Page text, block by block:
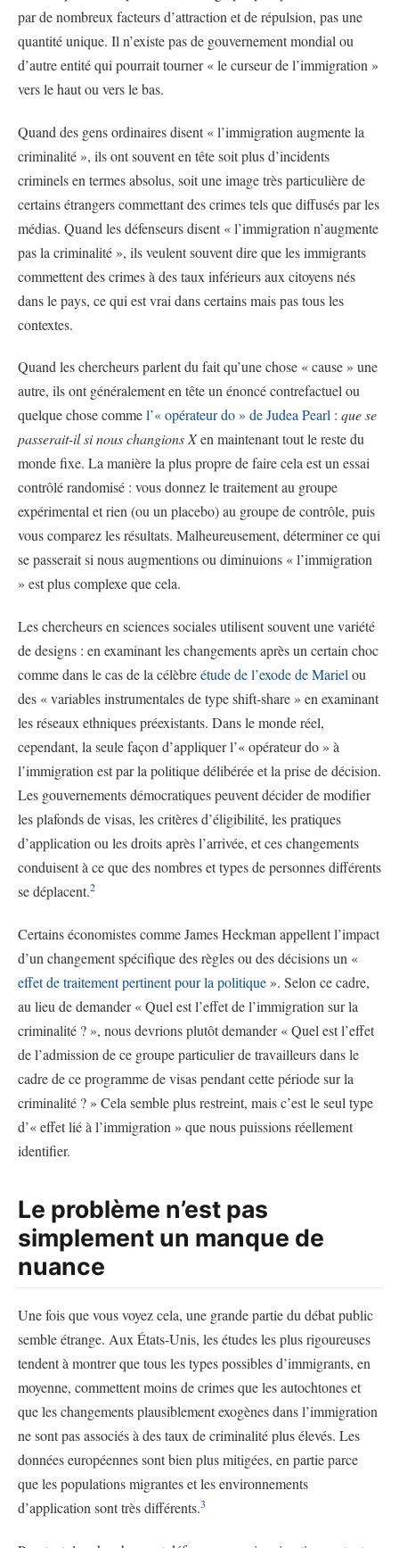
par de nombreux facteurs d’attraction et de répulsion, pas une
quantité unique. Il n’existe pas de gouvernement mondial ou
d’autre entité qui pourrait tourner « le curseur de l’immigration »
vers le haut ou vers le bas.
Quand des gens ordinaires disent « l’immigration augmente la
criminalité », ils ont souvent en tête soit plus d’incidents
criminels en termes absolus, soit une image très particulière de
certains étrangers commettant des crimes tels que diffusés par les
médias. Quand les défenseurs disent « l’immigration n’augmente
pas la criminalité », ils veulent souvent dire que les immigrants
commettent des crimes à des taux inférieurs aux citoyens nés
dans le pays, ce qui est vrai dans certains mais pas tous les
contextes.
Quand les chercheurs parlent du fait qu’une chose « cause » une
autre, ils ont généralement en tête un énoncé contrefactuel ou
quelque chose commel’« opérateur do » de Judea Pearl : que se
passerait-il si nous changions Xen maintenant tout le reste du
monde fixe. La manière la plus propre de faire cela est un essai
contrôlé randomisé : vous donnez le traitement au groupe
expérimental et rien (ou un placebo) au groupe de contrôle, puis
vous comparez les résultats. Malheureusement, déterminer ce qui
se passerait si nous augmentions ou diminuions « l’immigration
» est plus complexe que cela.
Les chercheurs en sciences sociales utilisent souvent une variété
de designs : en examinant les changements après un certain choc
comme dans le cas de la célèbreétude de l’exode de Mariel ou
des « variables instrumentales de type shift-share » en examinant
les réseaux ethniques préexistants. Dans le monde réel,
cependant, la seule façon d’appliquer l’« opérateur do » à
l’immigration est par la politique délibérée et la prise de décision.
Les gouvernements démocratiques peuvent décider de modifier
les plafonds de visas, les critères d’éligibilité, les pratiques
d’application ou les droits après l’arrivée, et ces changements
conduisent à ce que des nombres et types de personnes différents
se déplacent.2
Certains économistes comme James Heckman appellent l’impact
d’un changement spécifique des règles ou des décisions un «
effet de traitement pertinent pour la politique ». Selon ce cadre,
au lieu de demander « Quel est l’effet de l’immigration sur la
criminalité ? », nous devrions plutôt demander « Quel est l’effet
de l’admission de ce groupe particulier de travailleurs dans le
cadre de ce programme de visas pendant cette période sur la
criminalité ? » Cela semble plus restreint, mais c’est le seul type
d’« effet lié à l’immigration » que nous puissions réellement
identifier.
Le problème n’est pas
simplement un manque de
nuance
Une fois que vous voyez cela, une grande partie du débat public
semble étrange. Aux États-Unis, les études les plus rigoureuses
tendent à montrer que tous les types possibles d’immigrants, en
moyenne, commettent moins de crimes que les autochtones et
que les changements plausiblement exogènes dans l’immigration
ne sont pas associés à des taux de criminalité plus élevés. Les
données européennes sont bien plus mitigées, en partie parce
que les populations migrantes et les environnements
d’application sont très différents.3